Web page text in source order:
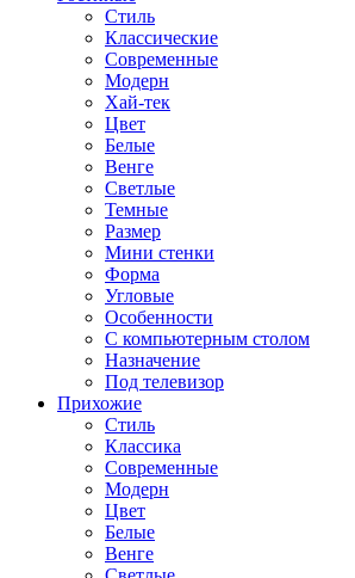
Стиль
Классические
Современные
Модерн
Хай-тек
Цвет
Белые
Венге
Светлые
Темные
Размер
Мини стенки
Форма
Угловые
Особенности
С компьютерным столом
Назначение
Под телевизор
Прихожие
Стиль
Классика
Современные
Модерн
Цвет
Белые
Венге